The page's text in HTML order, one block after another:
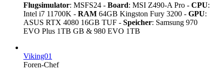
Flugsimulator: MSFS24 - Board: MSI Z490-A Pro - CPU:
Intel i7 11700K - RAM 64GB Kingston Fury 3200 - GPU:
ASUS RTX 4080 16GB TUF - Speicher: Samsung 970
EVO Plus 1TB GB & 980 EVO 1TB
Viking01
Foren-Chef